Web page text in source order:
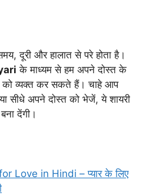
दूरी और हालात से परे होता है।
के माध्यम से हम अपने दोस्त के
को व्यक्त कर सकते हैं। चाहे आप
सीधे अपने दोस्त को भेजें, ये शायरी
देंगी।
Love in Hindi – प्यार के लिए